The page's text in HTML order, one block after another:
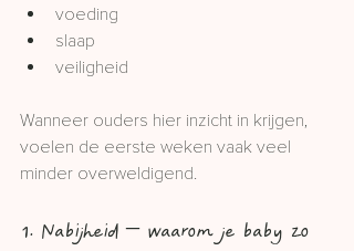
voeding
slaap
veiligheid
Wanneer ouders hier inzicht in krijgen,
voelen de eerste weken vaak veel
minder overweldigend.
1. Nabijheid – waarom je baby zo